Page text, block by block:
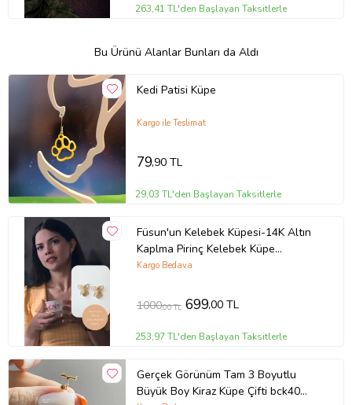
263,41 TL'den Başlayan Taksitlerle
Bu Ürünü Alanlar Bunları da Aldı
Kedi Patisi Küpe
Kargo ile Teslimat
79,90 TL
29,03 TL'den Başlayan Taksitlerle
Füsun'un Kelebek Küpesi-14K Altın
Kaplma Pirinç Kelebek Küpe
Masumiyet Müzesi İkonik Tasarım(2.5
Kargo Bedava
1000,00 TL 699,00 TL
253,97 TL'den Başlayan Taksitlerle
Gerçek Görünüm Tam 3 Boyutlu
Büyük Boy Kiraz Küpe Çifti bck40